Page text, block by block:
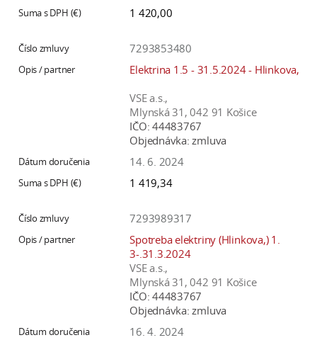
1 420,00
7293853480
Elektrina 1.5 - 31.5.2024 - Hlinkova,
VSE a.s.,
Mlynská 31, 042 91 Košice
IČO: 44483767
Objednávka: zmluva
14. 6. 2024
1 419,34
7293989317
Spotreba elektriny (Hlinkova,) 1.
3-.31.3.2024
VSE a.s.,
Mlynská 31, 042 91 Košice
IČO: 44483767
Objednávka: zmluva
16. 4. 2024